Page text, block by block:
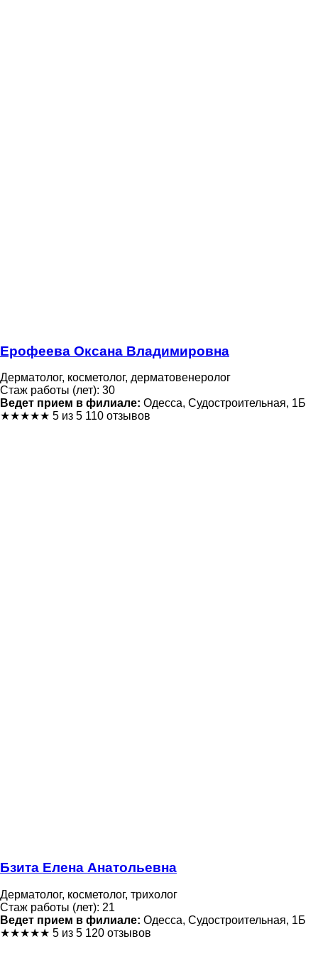
Ерофеева Оксана Владимировна
Дерматолог, косметолог, дерматовенеролог
Стаж работы (лет): 30
Ведет прием в филиале: Одесса, Судостроительная, 1Б
★★★★★ 5 из 5 110 отзывов
Бзита Елена Анатольевна
Дерматолог, косметолог, трихолог
Стаж работы (лет): 21
Ведет прием в филиале: Одесса, Судостроительная, 1Б
★★★★★ 5 из 5 120 отзывов